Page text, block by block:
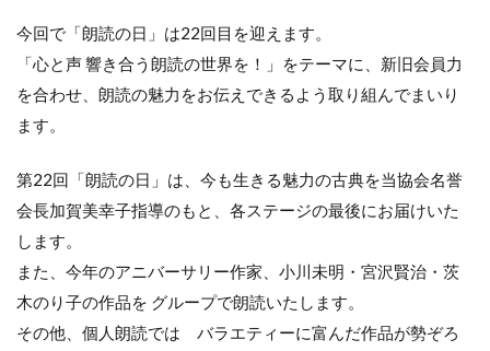
今回で「朗読の日」は22回目を迎えます。
「心と声 響き合う朗読の世界を！」をテーマに、新旧会員力
を合わせ、朗読の魅力をお伝えできるよう取り組んでまいり
ます。
第22回「朗読の日」は、今も生きる魅力の古典を当協会名誉
会長加賀美幸子指導のもと、各ステージの最後にお届けいた
します。
また、今年のアニバーサリー作家、小川未明・宮沢賢治・茨
木のり子の作品を グループで朗読いたします。
その他、個人朗読では バラエティーに富んだ作品が勢ぞろ